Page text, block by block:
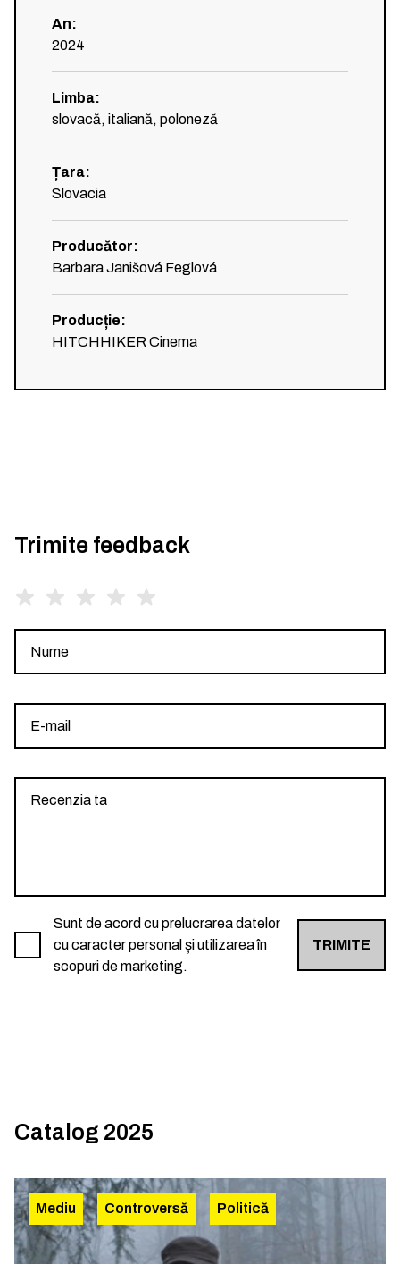
An:
2024
Limba:
slovacă, italiană, poloneză
Țara:
Slovacia
Producător:
Barbara Janišová Feglová
Producție:
HITCHHIKER Cinema
Trimite feedback
Sunt de acord cu prelucrarea datelor
cu caracter personal și utilizarea în
scopuri de marketing.
TRIMITE
Catalog 2025
Mediu Controversă Politică